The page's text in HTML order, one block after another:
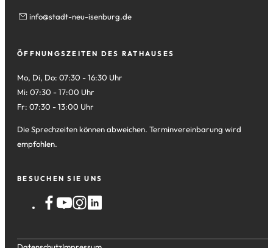
info stadt-neu-isenburg de
ÖFFNUNGSZEITEN DES RATHAUSES
Mo, Di, Do: 07:30 - 16:30 Uhr
Mi: 07:30 - 17:00 Uhr
Fr: 07:30 - 13:00 Uhr
Die Sprechzeiten können abweichen. Terminvereinbarung wird
empfohlen.
BESUCHEN SIE UNS